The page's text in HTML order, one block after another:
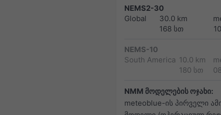
NEMS2-30
Global
30.0 km
168 სთ
NEMS-10
South America 10.0 km
180 სთ
NMM მოდელების ოჯახი:
meteoblue-ის პირველი